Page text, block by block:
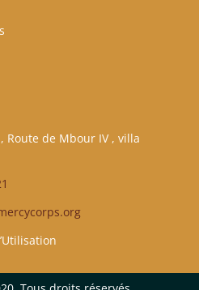
Route de Mbour IV , villa